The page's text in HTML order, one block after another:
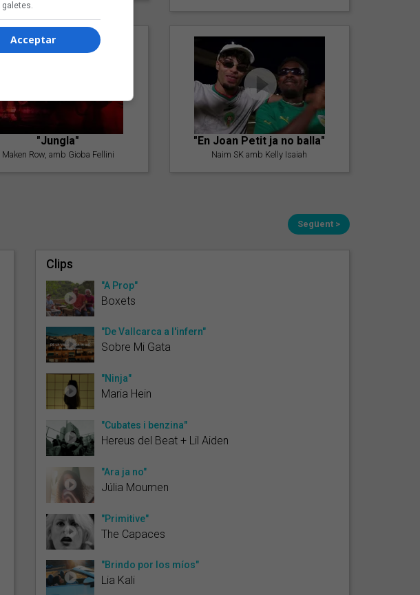
"Jungla"
Maken Row, amb Gioba Fellini
"En Joan Petit ja no balla"
Naim SK amb Kelly Isaiah
Següent >
Clips
"A Prop"
Boxets
"De Vallcarca a l'infern"
Sobre Mi Gata
"Ninja"
Maria Hein
"Cubates i benzina"
Hereus del Beat + Lil Aiden
"Ara ja no"
Júlia Moumen
"Primitive"
The Capaces
"Brindo por los míos"
Lia Kali
galetes.
Acceptar